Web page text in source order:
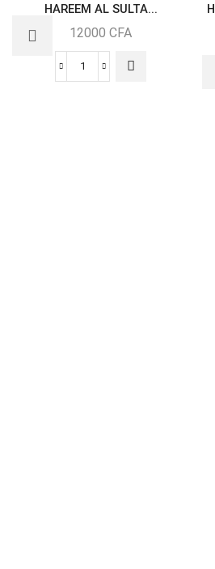
HAREEM AL SULTA...
12000 CFA